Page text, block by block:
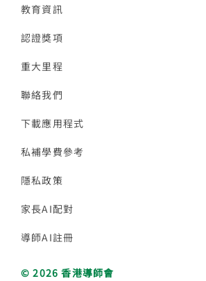
教育資訊
認證獎項
重大里程
聯絡我們
下載應用程式
私補學費參考
隱私政策
家長AI配對
導師AI註冊
© 2026 香港導師會